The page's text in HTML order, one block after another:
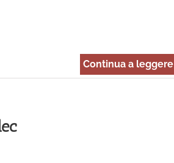
Continua a leggere